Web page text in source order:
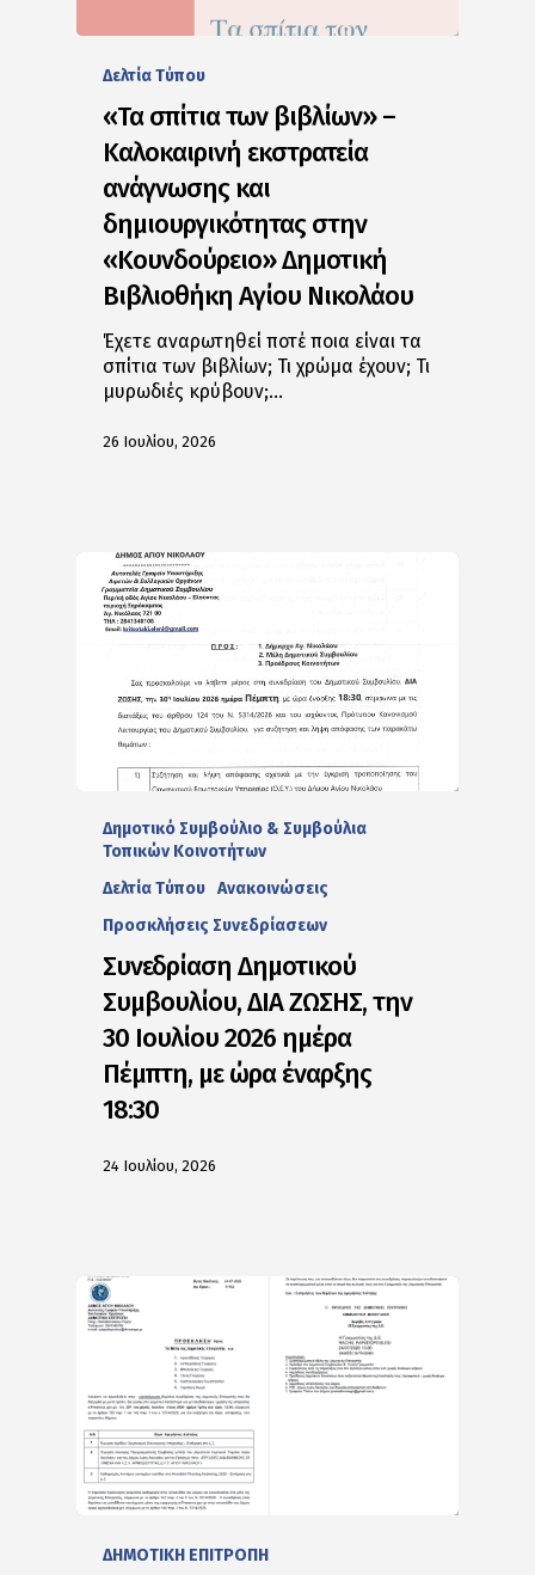
Δελτία Tύπου
«Τα σπίτια των βιβλίων» –
Καλοκαιρινή εκστρατεία
ανάγνωσης και
δημιουργικότητας στην
«Κουνδούρειο» Δημοτική
Βιβλιοθήκη Αγίου Νικολάου
Έχετε αναρωτηθεί ποτέ ποια είναι τα
σπίτια των βιβλίων; Τι χρώμα έχουν; Τι
μυρωδιές κρύβουν;…
26 Ιουλίου, 2026
Δημοτικό Συμβούλιο & Συμβούλια
Τοπικών Κοινοτήτων
Δελτία Tύπου
Ανακοινώσεις
Προσκλήσεις Συνεδρίασεων
Συνεδρίαση Δημοτικού
Συμβουλίου, ΔΙΑ ΖΩΣΗΣ, την
30 Ιουλίου 2026 ημέρα
Πέμπτη, με ώρα έναρξης
18:30
24 Ιουλίου, 2026
ΔΗΜΟΤΙΚΗ ΕΠΙΤΡΟΠΗ